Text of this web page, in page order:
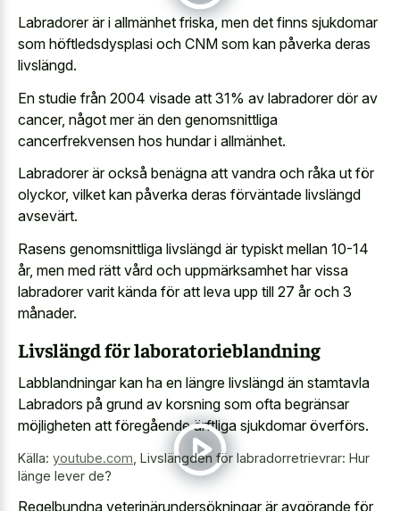
Labradorer är i allmänhet friska, men det finns sjukdomar
som höftledsdysplasi och CNM som kan påverka deras
livslängd.
En studie från 2004 visade att 31% av labradorer dör av
cancer, något mer än den genomsnittliga
cancerfrekvensen hos hundar i allmänhet.
Labradorer är också benägna att vandra och råka ut för
olyckor, vilket kan påverka deras förväntade livslängd
avsevärt.
Rasens genomsnittliga livslängd är typiskt mellan 10-14
år, men med rätt vård och uppmärksamhet har vissa
labradorer varit kända för att leva upp till 27 år och 3
månader.
Livslängd för laboratorieblandning
Labblandningar kan ha en längre livslängd än stamtavla
Labradors på grund av korsning som ofta begränsar
möjligheten att föregående ärftliga sjukdomar överförs.
Källa: youtube.com Livslängden för labradorretrievrar: Hur
länge lever de?
Regelbundna veterinärundersökningar är avgörande för